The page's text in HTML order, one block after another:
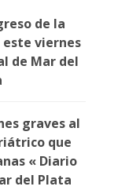
de la
este viernes
de Mar del
graves al
que
« Diario
del Plata